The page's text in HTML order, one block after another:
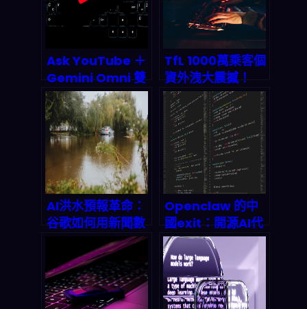
Ask YouTube ＋
Gemini Omni 雙
殺登場：對話式 AI
搜片與 Shorts 自
動產稿如何改寫
2026 影音經濟規
則
TfL 1000萬乘客個
資外洩大震撼！
Scattered
Spider青少年黑
客用社工術如何攻
破英國史上最大資
安危機？2026企
業防禦全攻略
AI洪水預報革命：
谷歌如何用新聞數
據提前24小時預測
城市洪災？
Openclaw 的中
國exit：開源AI代
理如何觸礁數據隱
私新規？